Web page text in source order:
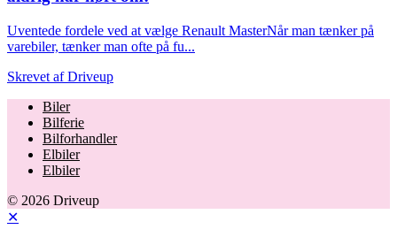
Uventede fordele ved at vælge Renault MasterNår man tænker på
varebiler, tænker man ofte på fu...
Skrevet afDriveup
Biler
Bilferie
Bilforhandler
Elbiler
Elbiler
© 2026 Driveup
✕